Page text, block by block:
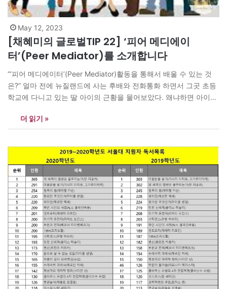
May 12, 2023
[채혜미의 글로벌TIP 22] ‘피어 메디에이
터’(Peer Mediator)를 소개합니다
“‘피어 메디에이터’(Peer Mediator)활동을 통해서 배울 수 있는 것
은?” 얼마 전에 뉴질랜드에 사는 후배와 전화통화 하면서 그곳 초등
학교에 다니고 있는 딸 아이의 근황을 물어보았다. 왜냐하면 아이의
었다. 그런데 요즘 그 아이는 학교에서 ‘피어 메디에이터’(Peer
Mediator)로 선발되어 훈련 받고 활동하기 시작하면서 성격이…
더 읽기 »